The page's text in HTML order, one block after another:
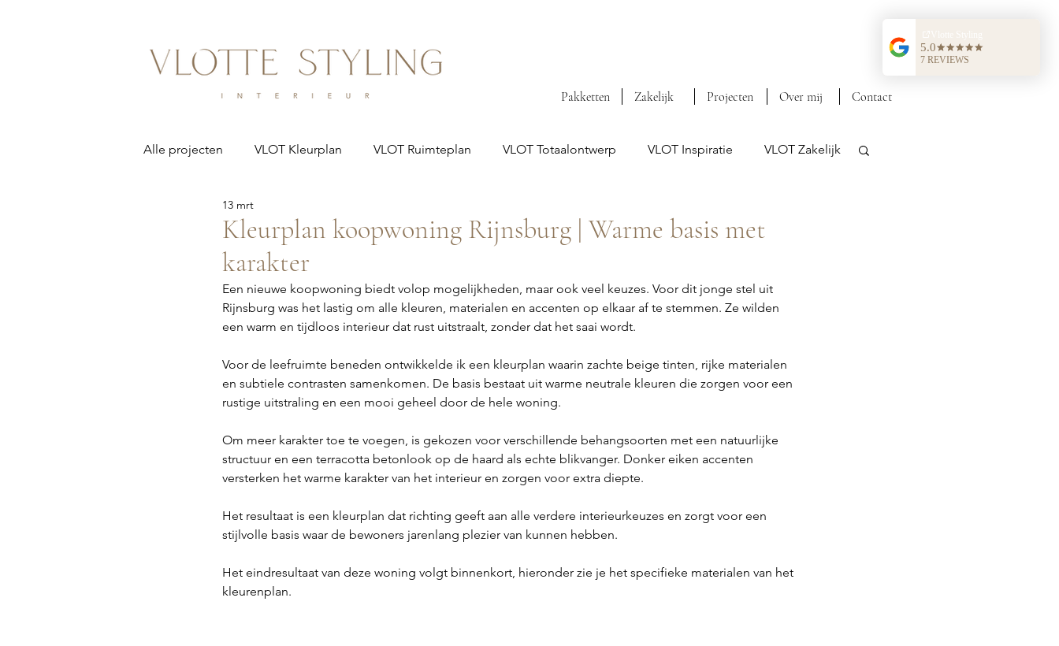
Pakketten Zakelijk Projecten Over mij Contact
Alle projecten VLOT Kleurplan VLOT Ruimteplan VLOT Totaalontwerp VLOT Inspiratie VLOT Zakelijk
Kleurplan koopwoning Rijnsburg | Warme basis met
karakter
13 mrt
Een nieuwe koopwoning biedt volop mogelijkheden, maar ook veel keuzes. Voor dit jonge stel uit
Rijnsburg was het lastig om alle kleuren, materialen en accenten op elkaar af te stemmen. Ze wilden
een warm en tijdloos interieur dat rust uitstraalt, zonder dat het saai wordt.
Voor de leefruimte beneden ontwikkelde ik een kleurplan waarin zachte beige tinten, rijke materialen
en subtiele contrasten samenkomen. De basis bestaat uit warme neutrale kleuren die zorgen voor een
rustige uitstraling en een mooi geheel door de hele woning.
Om meer karakter toe te voegen, is gekozen voor verschillende behangsoorten met een natuurlijke
structuur en een terracotta betonlook op de haard als echte blikvanger. Donker eiken accenten
versterken het warme karakter van het interieur en zorgen voor extra diepte.
Het resultaat is een kleurplan dat richting geeft aan alle verdere interieurkeuzes en zorgt voor een
stijlvolle basis waar de bewoners jarenlang plezier van kunnen hebben.
Het eindresultaat van deze woning volgt binnenkort, hieronder zie je het specifieke materialen van het
kleurenplan.